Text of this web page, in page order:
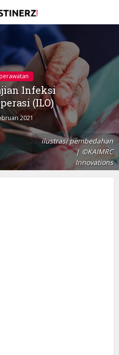
Infeksi
(ILO)
2021
ilustrasi pembedahan
| ©KAIMRC
Innovations